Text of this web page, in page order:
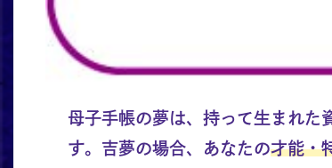
母子手帳の夢は、持って生まれた
す。吉夢の場合、あなたの才能・